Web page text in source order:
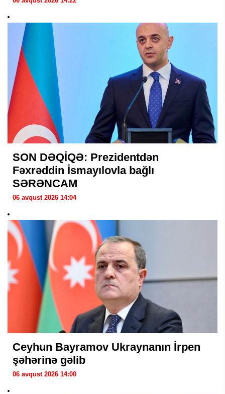
SON DƏQİQƏ: Prezidentdən
Fəxrəddin İsmayılovla bağlı
SƏRƏNCAM
06 avqust 2026 14:04
Ceyhun Bayramov Ukraynanın İrpen
şəhərinə gəlib
06 avqust 2026 14:00